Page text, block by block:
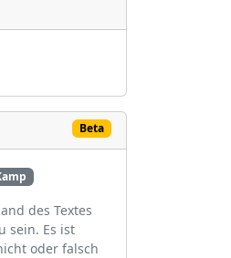
Beta
des Textes
sein. Es ist
oder falsch